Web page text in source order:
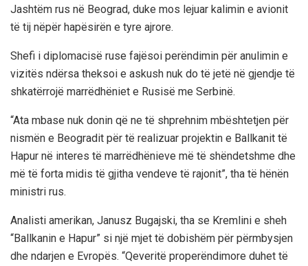
Jashtëm rus në Beograd, duke mos lejuar kalimin e avionit
të tij nëpër hapësirën e tyre ajrore.
Shefi i diplomacisë ruse fajësoi perëndimin për anulimin e
vizitës ndërsa theksoi e askush nuk do të jetë në gjendje të
shkatërrojë marrëdhëniet e Rusisë me Serbinë.
“Ata mbase nuk donin që ne të shprehnim mbështetjen për
nismën e Beogradit për të realizuar projektin e Ballkanit të
Hapur në interes të marrëdhënieve më të shëndetshme dhe
më të forta midis të gjitha vendeve të rajonit”, tha të hënën
ministri rus.
Analisti amerikan, Janusz Bugajski, tha se Kremlini e sheh
“Ballkanin e Hapur” si një mjet të dobishëm për përmbysjen
dhe ndarjen e Evropës. “Qeveritë properëndimore duhet të